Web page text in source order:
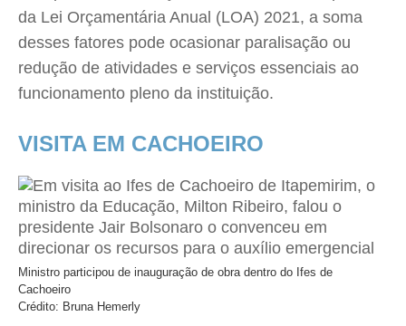
da Lei Orçamentária Anual (LOA) 2021, a soma
desses fatores pode ocasionar paralisação ou
redução de atividades e serviços essenciais ao
funcionamento pleno da instituição.
VISITA EM CACHOEIRO
Ministro participou de inauguração de obra dentro do Ifes de
Cachoeiro
Crédito: Bruna Hemerly